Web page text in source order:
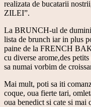
realizata de bucatarii
ZILEI”.
La BRUNCH-ul de
lista de brunch iar in plus
paine de la FRENCH
cu diverse arome,des
sa numai vorbim de
Mai mult, poti sa iti
coque, oua fierte tari,
oua benedict si cate si mai